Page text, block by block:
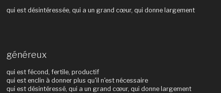
qui est désintéressée, qui a un grand cœur, qui donne largement
généreux
qui est fécond, fertile, productif
qui est enclin à donner plus qu'il n'est nécessaire
qui est désintéressé, qui a un grand cœur, qui donne largement